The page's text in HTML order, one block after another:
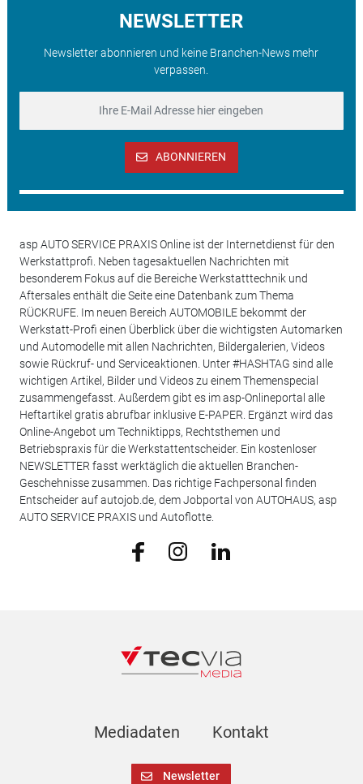
NEWSLETTER
Newsletter abonnieren und keine Branchen-News mehr
verpassen.
ABONNIEREN
asp AUTO SERVICE PRAXIS Online ist der Internetdienst für den
Werkstattprofi. Neben tagesaktuellen Nachrichten mit
besonderem Fokus auf die Bereiche Werkstatttechnik und
Aftersales enthält die Seite eine Datenbank zum Thema
RÜCKRUFE. Im neuen Bereich AUTOMOBILE bekommt der
Werkstatt-Profi einen Überblick über die wichtigsten Automarken
und Automodelle mit allen Nachrichten, Bildergalerien, Videos
sowie Rückruf- und Serviceaktionen. Unter #HASHTAG sind alle
wichtigen Artikel, Bilder und Videos zu einem Themenspecial
zusammengefasst. Außerdem gibt es im asp-Onlineportal alle
Heftartikel gratis abrufbar inklusive E-PAPER. Ergänzt wird das
Online-Angebot um Techniktipps, Rechtsthemen und
Betriebspraxis für die Werkstattentscheider. Ein kostenloser
NEWSLETTER fasst werktäglich die aktuellen Branchen-
Geschehnisse zusammen. Das richtige Fachpersonal finden
Entscheider auf autojob.de, dem Jobportal von AUTOHAUS, asp
AUTO SERVICE PRAXIS und Autoflotte.
Mediadaten Kontakt
Newsletter